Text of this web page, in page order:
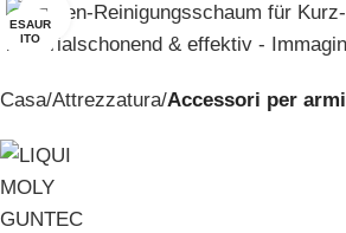
ESAUR
ITO
Clicca per ingrandire
Casa Attrezzatura Accessori per armi